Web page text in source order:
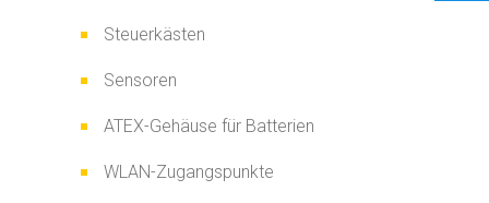
Steuerkästen
Sensoren
ATEX-Gehäuse für Batterien
WLAN-Zugangspunkte